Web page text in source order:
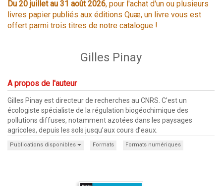
Du 20 juillet au 31 août 2026, pour l'achat d'un ou plusieurs
livres papier publiés aux éditions Quæ, un livre vous est
offert parmi trois titres de notre catalogue !
Gilles Pinay
A propos de l'auteur
Gilles Pinay est directeur de recherches au CNRS. C’est un
écologiste spécialiste de la régulation biogéochimique des
pollutions diffuses, notamment azotées dans les paysages
agricoles, depuis les sols jusqu’aux cours d’eaux.
Publications disponibles Formats Formats numériques